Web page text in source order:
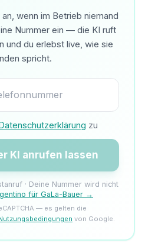
wenn im Betrieb niemand
Nummer ein — die KI ruft
und du erlebst live, wie sie
spricht.
zu
KI anrufen lassen
· Deine Nummer wird nicht
für GaLa-Bauer →
— es gelten die
von Google.